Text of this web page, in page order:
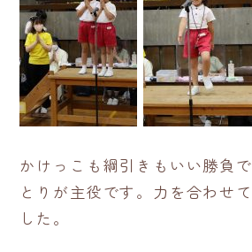
かけっこも綱引きもいい勝負
とりが主役です。力を合わせ
した。